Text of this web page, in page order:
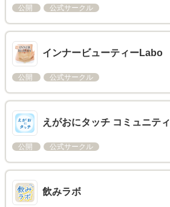
公開 公式サークル
インナービューティーLabo
公開 公式サークル
えがおにタッチ コミュニティ
公開 公式サークル
飲みラボ